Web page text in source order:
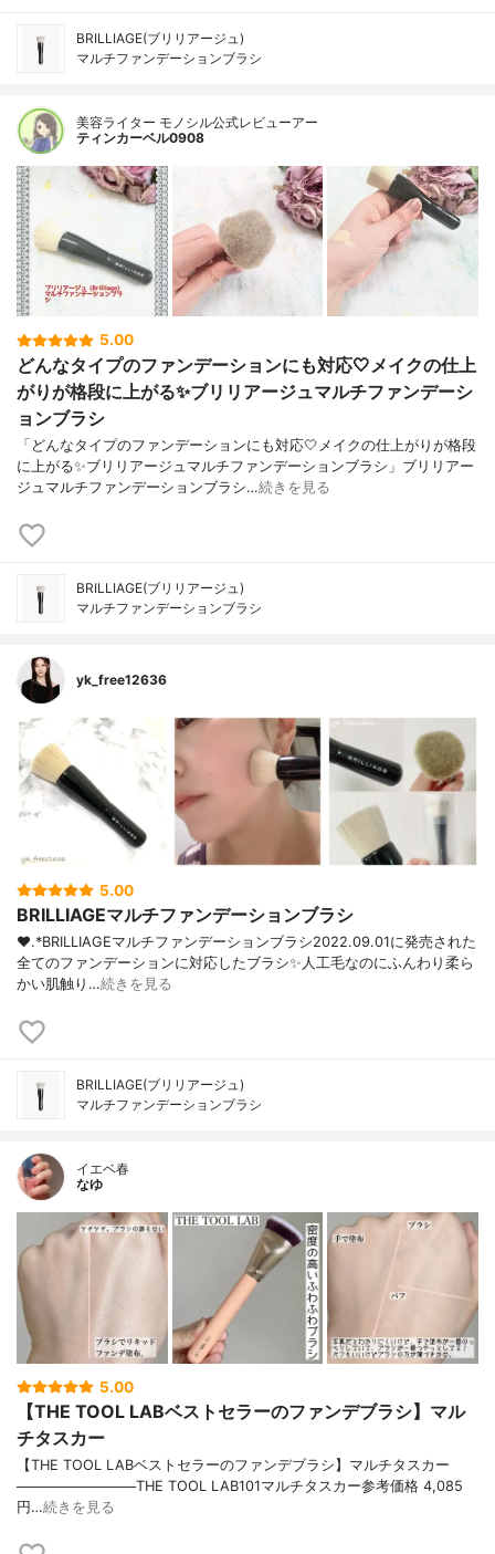
BRILLIAGE(ブリリアージュ)
マルチファンデーションブラシ
美容ライター モノシル公式レビューアー
ティンカーベル0908
5.00
どんなタイプのファンデーションにも対応🤍メイクの仕上
がりが格段に上がる✨ブリリアージュマルチファンデーシ
ョンブラシ
「どんなタイプのファンデーションにも対応🤍メイクの仕上がりが格段
に上がる✨ブリリアージュマルチファンデーションブラシ」ブリリアー
ジュマルチファンデーションブラシ…続きを見る
BRILLIAGE(ブリリアージュ)
マルチファンデーションブラシ
yk_free12636
5.00
BRILLIAGEマルチファンデーションブラシ
❤︎.*BRILLIAGEマルチファンデーションブラシ2022.09.01に発売された
全てのファンデーションに対応したブラシ✨人工毛なのにふんわり柔ら
かい肌触り…続きを見る
BRILLIAGE(ブリリアージュ)
マルチファンデーションブラシ
イエベ春
なゆ
5.00
【THE TOOL LABベストセラーのファンデブラシ】マル
チタスカー
【THE TOOL LABベストセラーのファンデブラシ】マルチタスカー
────────────THE TOOL LAB101マルチタスカー参考価格 4,085
円…続きを見る